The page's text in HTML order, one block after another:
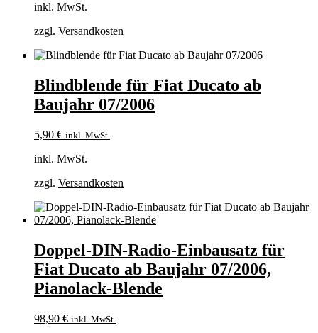
inkl. MwSt.
zzgl. Versandkosten
Blindblende für Fiat Ducato ab
Baujahr 07/2006
5,90 € inkl. MwSt.
inkl. MwSt.
zzgl. Versandkosten
Doppel-DIN-Radio-Einbausatz für
Fiat Ducato ab Baujahr 07/2006,
Pianolack-Blende
98,90 € inkl. MwSt.